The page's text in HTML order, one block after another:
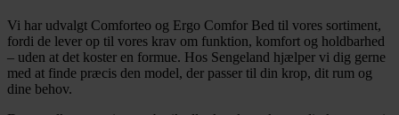
Vi har udvalgt Comforteo og Ergo Comfor Bed til vores sortiment,
fordi de lever op til vores krav om funktion, komfort og holdbarhed
– uden at det koster en formue. Hos Sengeland hjælper vi dig gerne
med at finde præcis den model, der passer til din krop, dit rum og
dine behov.